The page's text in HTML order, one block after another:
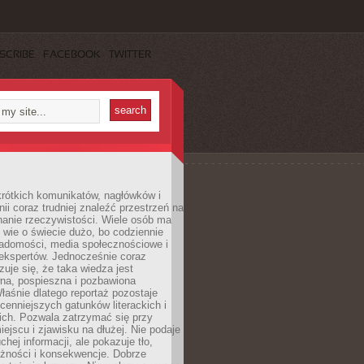
FACEBOOK TWITTER
komunikatów, nagłówków i
coraz trudniej znaleźć przestrzeń na
rzeczywistości. Wiele osób ma
o świecie dużo, bo codziennie
media społecznościowe i
Jednocześnie coraz
się, że taka wiedza jest
pospieszna i pozbawiona
dlatego reportaż pozostaje
gatunków literackich i
Pozwala zatrzymać się przy
i zjawisku na dłużej. Nie podaje
informacji, ale pokazuje tło,
i konsekwencje. Dobrze